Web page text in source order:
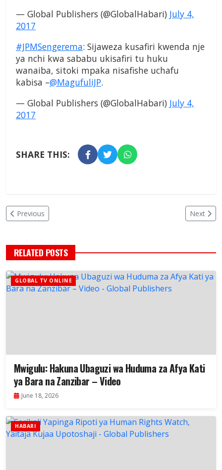
— Global Publishers (@GlobalHabari) July 4,
2017
#JPMSengerema: Sijaweza kusafiri kwenda nje
ya nchi kwa sababu ukisafiri tu huku
wanaiba, sitoki mpaka nisafishe uchafu
kabisa –@MagufuliJP.
— Global Publishers (@GlobalHabari) July 4,
2017
SHARE THIS:
Previous Next
RELATED POSTS
GLOBAL TV ONLINE
Mwigulu: Hakuna Ubaguzi wa Huduma za Afya Kati
ya Bara na Zanzibar – Video
June 18, 2026
HABARI